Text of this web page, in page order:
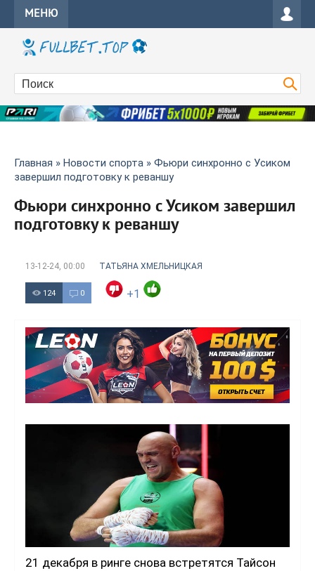
МЕНЮ
Главная » Новости спорта » Фьюри синхронно с Усиком
завершил подготовку к реваншу
Фьюри синхронно с Усиком завершил
подготовку к реваншу
13-12-24, 00:00 ТАТЬЯНА ХМЕЛЬНИЦКАЯ
124 0 +1
21 декабря в ринге снова встретятся Тайсон